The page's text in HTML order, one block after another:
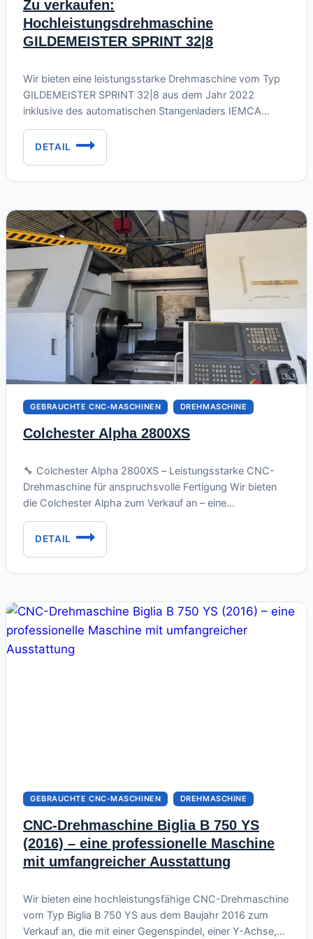
Zu verkaufen:
Hochleistungsdrehmaschine
GILDEMEISTER SPRINT 32|8
Wir bieten eine leistungsstarke Drehmaschine vom Typ
GILDEMEISTER SPRINT 32|8 aus dem Jahr 2022
inklusive des automatischen Stangenladers IEMCA
BOSS 338 HD zum Verkauf an. Es handelt sich um ein
kompaktes und flexibles Bearbeitungszentrum, das
sofort einsatzbereit ist. 🛠️ Angebot: DMG MORI –
Firma…
DETAIL
ZU
VERKAUFEN:
HOCHLEISTUNGSDREHMASCHINE
SPRINT
32|8
GEBRAUCHTE CNC-MASCHINEN DREHMASCHINE
Colchester Alpha 2800XS
🔧 Colchester Alpha 2800XS – Leistungsstarke CNC-
Drehmaschine für anspruchsvolle Fertigung Wir bieten
die Colchester Alpha zum Verkauf an – eine
leistungsstarke CNC-Drehmaschine für anspruchsvolle
Bearbeitungen, die eine robuste Bauweise, eine moderne
Steuerung und hohe Flexibilität vereint. Die Maschine ist
Drehmaschine, die…
DETAIL
COLCHESTER
ALPHA
2800XS
GEBRAUCHTE CNC-MASCHINEN DREHMASCHINE
CNC-Drehmaschine Biglia B 750 YS
(2016) – eine professionelle Maschine
mit umfangreicher Ausstattung
Wir bieten eine hochleistungsfähige CNC-Drehmaschine
vom Typ Biglia B 750 YS aus dem Baujahr 2016 zum
Verkauf an, die mit einer Gegenspindel, einer Y-Achse,